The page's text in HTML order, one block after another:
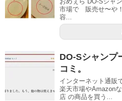
市場で 販売せ〜や
容...
DO-Sシャンプ
コミ。
インターネット通販
楽天市場やAmazon
店 の商品を買う...